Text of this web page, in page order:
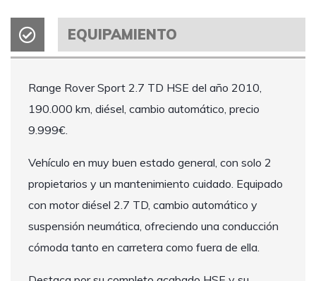
EQUIPAMIENTO
Range Rover Sport 2.7 TD HSE del año 2010,
190.000 km, diésel, cambio automático, precio
9.999€.
Vehículo en muy buen estado general, con solo 2
propietarios y un mantenimiento cuidado. Equipado
con motor diésel 2.7 TD, cambio automático y
suspensión neumática, ofreciendo una conducción
cómoda tanto en carretera como fuera de ella.